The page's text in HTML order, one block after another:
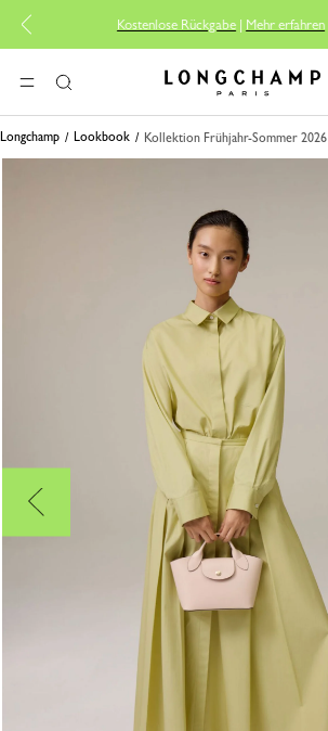
Kostenlose Rückgabe|Mehr erfahren
MENÜSuche Longchamp - Home
Longchamp Lookbook Kollektion Frühjahr-Sommer 2026